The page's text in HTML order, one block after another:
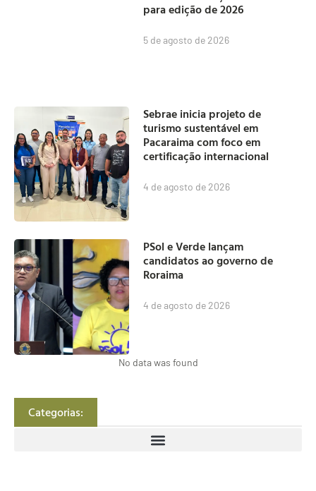
para edição de 2026
5 de agosto de 2026
Sebrae inicia projeto de
turismo sustentável em
Pacaraima com foco em
certificação internacional
4 de agosto de 2026
PSol e Verde lançam
candidatos ao governo de
Roraima
4 de agosto de 2026
No data was found
Categorias: